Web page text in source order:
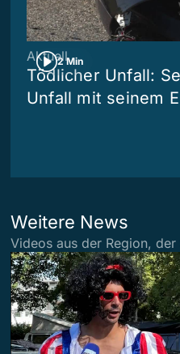
2 Min
Aktuell
Tödlicher Unfall:
Unfall mit seinem
Weitere News
Videos aus der Region,